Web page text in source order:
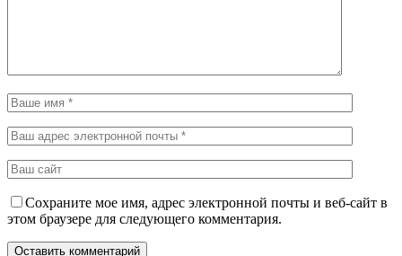
Сохраните мое имя, адрес электронной почты и веб-сайт в
этом браузере для следующего комментария.